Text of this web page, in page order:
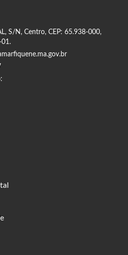
S/N, Centro, CEP: 65.938-000,
01.